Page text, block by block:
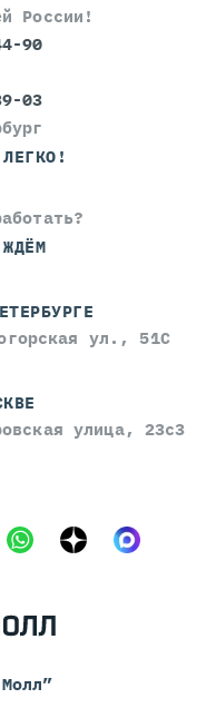
России!
90
03
ул., 51С
улица, 23с3